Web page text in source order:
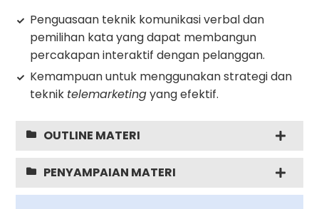
Penguasaan teknik komunikasi verbal dan
pemilihan kata yang dapat membangun
percakapan interaktif dengan pelanggan.
Kemampuan untuk menggunakan strategi dan
teknik telemarketingyang efektif.
OUTLINE MATERI
PENYAMPAIAN MATERI